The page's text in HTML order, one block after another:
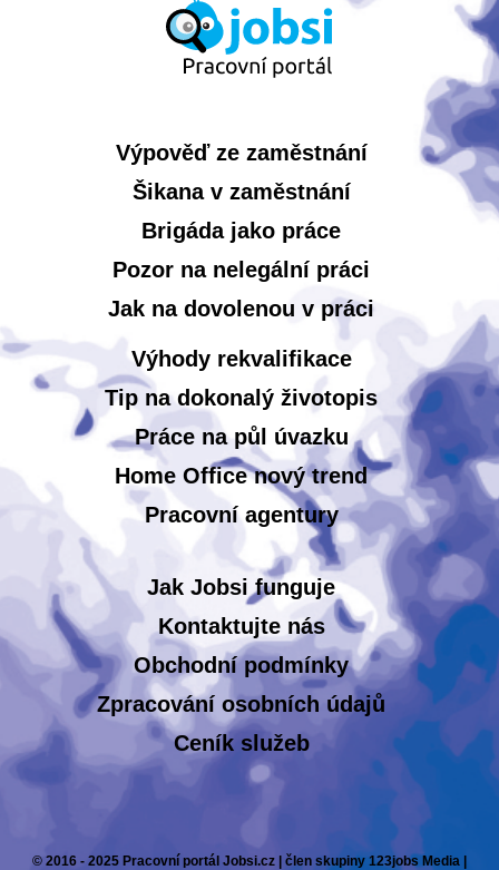
Výpověď ze zaměstnání
Šikana v zaměstnání
Brigáda jako práce
Pozor na nelegální práci
Jak na dovolenou v práci
Výhody rekvalifikace
Tip na dokonalý životopis
Práce na půl úvazku
Home Office nový trend
Pracovní agentury
Jak Jobsi funguje
Kontaktujte nás
Obchodní podmínky
Zpracování osobních údajů
Ceník služeb
© 2016 - 2025 Pracovní portál Jobsi.cz | člen skupiny 123jobs Media |